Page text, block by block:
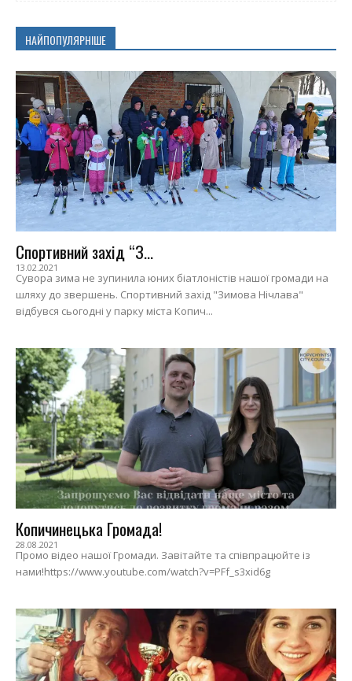
НАЙПОПУЛЯРНІШЕ
Спортивний захід “З...
13.02.2021
Сувора зима не зупинила юних біатлоністів нашої громади на
шляху до звершень. Спортивний захід "Зимова Нічлава"
відбувся сьогодні у парку міста Копич...
Копичинецька Громада!
28.08.2021
Промо відео нашої Громади. Завітайте та співпрацюйте із
нами!https://www.youtube.com/watch?v=PFf_s3xid6g